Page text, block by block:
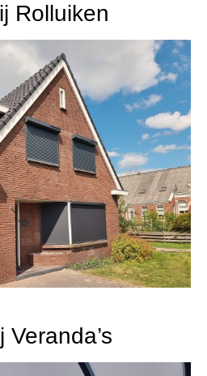
Rolluiken
Veranda’s